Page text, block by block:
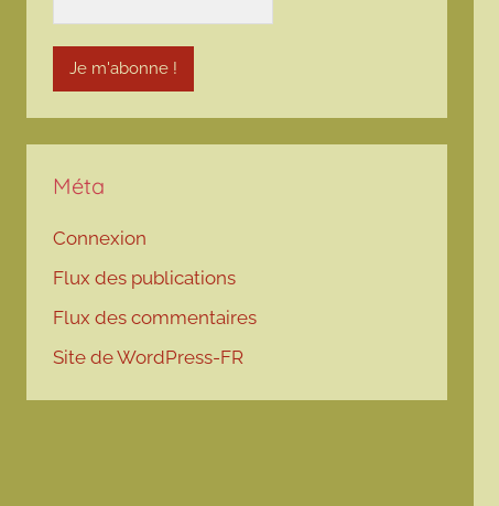
Méta
Connexion
Flux des publications
Flux des commentaires
Site de WordPress-FR